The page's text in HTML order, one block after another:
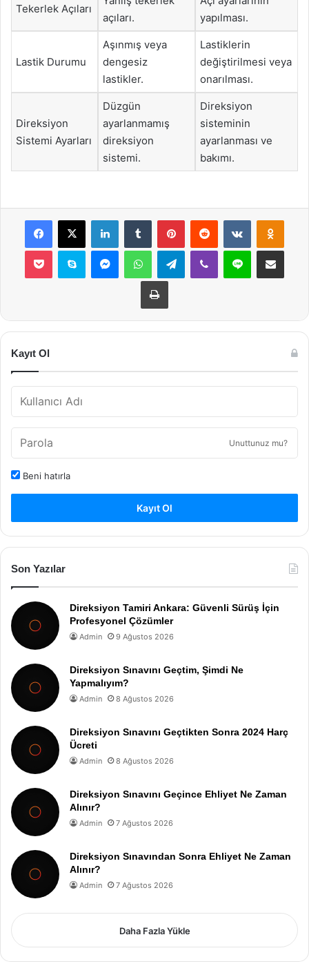
Tekerlek Açıları
açıları.
yapılması.
Lastik Durumu
Aşınmış veya
dengesiz
lastikler.
Lastiklerin
değiştirilmesi veya
onarılması.
Direksiyon
Sistemi Ayarları
Düzgün
ayarlanmamış
direksiyon
sistemi.
Direksiyon
sisteminin
ayarlanması ve
bakımı.
Facebook
X LinkedInTumblr PinterestReddit VKontakte
Pocket Skype MessengerWhatsAppTelegramViber Line E-Posta ile
Yazdır
Kayıt Ol
Unuttunuz mu?
Beni hatırla
Kayıt Ol
Son Yazılar
Direksiyon Tamiri Ankara: Güvenli Sürüş İçin
Profesyonel Çözümler
Admin 9 Ağustos 2026
Direksiyon Sınavını Geçtim, Şimdi Ne
Yapmalıyım?
Admin 8 Ağustos 2026
Direksiyon Sınavını Geçtikten Sonra 2024 Harç
Ücreti
Admin 8 Ağustos 2026
Direksiyon Sınavını Geçince Ehliyet Ne Zaman
Alınır?
Admin 7 Ağustos 2026
Direksiyon Sınavından Sonra Ehliyet Ne Zaman
Alınır?
Admin 7 Ağustos 2026
Daha Fazla Yükle